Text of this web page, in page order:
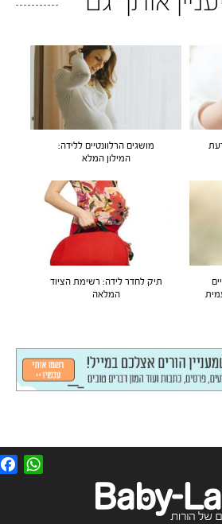
מושגים הרלוונטיים ללידה:
המילון המלא
תיק לחדר לידה: רשימת הציוד
המלאה
F
a
W
h